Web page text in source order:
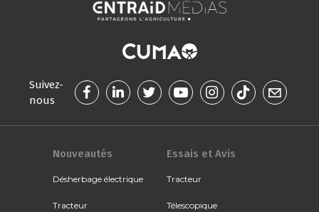
Suivez-
nous
Nouveautés
Désherbage électrique
Tracteur
Essais et Avis
Tracteur
Télescopique